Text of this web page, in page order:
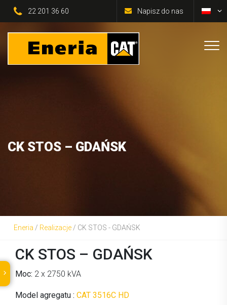
22 201 36 60 Napisz do nas
CK STOS – GDAŃSK
Eneria / Realizacje / CK STOS - GDAŃSK
CK STOS – GDAŃSK
Moc: 2 x 2750 kVA
Model agregatu : CAT 3516C HD